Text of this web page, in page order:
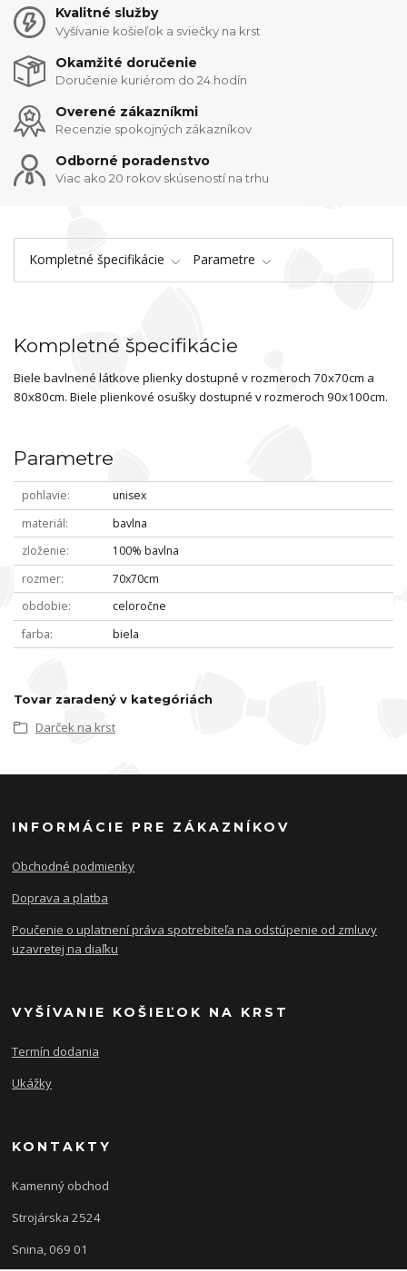
Kvalitné služby
Vyšívanie košieľok a sviečky na krst
Okamžité doručenie
Doručenie kuriérom do 24.hodín
Overené zákazníkmi
Recenzie spokojných zákazníkov
Odborné poradenstvo
Viac ako 20 rokov skúseností na trhu
Kompletné špecifikácie Parametre
Kompletné špecifikácie
Biele bavlnené látkove plienky dostupné v rozmeroch 70x70cm a
80x80cm. Biele plienkové osušky dostupné v rozmeroch 90x100cm.
Parametre
pohlavie
unisex
materiál
bavlna
zloženie
100% bavlna
rozmer
70x70cm
obdobie
celoročne
farba
biela
Tovar zaradený v kategóriách
Darček na krst
INFORMÁCIE PRE ZÁKAZNÍKOV
Obchodné podmienky
Doprava a platba
Poučenie o uplatnení práva spotrebiteľa na odstúpenie od zmluvy
uzavretej na diaľku
VYŠÍVANIE KOŠIEĽOK NA KRST
Termín dodania
Ukážky
KONTAKTY
Kamenný obchod
Strojárska 2524
Snina, 069 01